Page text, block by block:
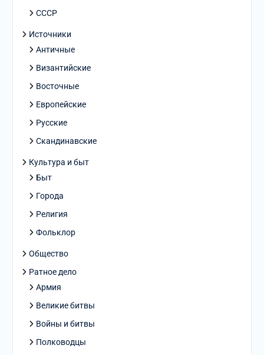
СССР
Источники
Античные
Византийские
Восточные
Европейские
Русские
Скандинавские
Культура и быт
Быт
Города
Религия
Фольклор
Общество
Ратное дело
Армия
Великие битвы
Войны и битвы
Полководцы